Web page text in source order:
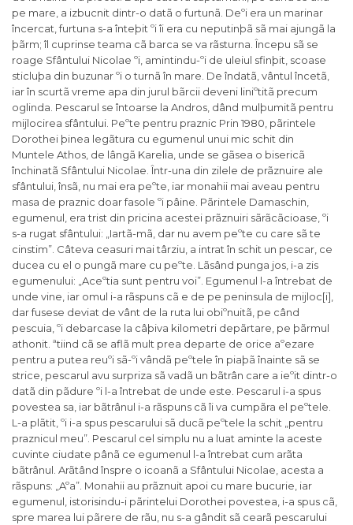
pe mare, a izbucnit dintr-o datã o furtunã. Deºi era un marinar
încercat, furtuna s-a înteþit ºi îi era cu neputinþã sã mai ajungã la
þãrm; îl cuprinse teama cã barca se va rãsturna. Începu sã se
roage Sfântului Nicolae ºi, amintindu-ºi de uleiul sfinþit, scoase
sticluþa din buzunar ºi o turnã în mare. De îndatã, vântul încetã,
iar în scurtã vreme apa din jurul bãrcii deveni liniºtitã precum
oglinda. Pescarul se întoarse la Andros, dând mulþumitã pentru
mijlocirea sfântului. Peºte pentru praznic Prin 1980, pãrintele
Dorothei þinea legãtura cu egumenul unui mic schit din
Muntele Athos, de lângã Karelia, unde se gãsea o bisericã
închinatã Sfântului Nicolae. Într-una din zilele de prãznuire ale
sfântului, însã, nu mai era peºte, iar monahii mai aveau pentru
masa de praznic doar fasole ºi pâine. Pãrintele Damaschin,
egumenul, era trist din pricina acestei prãznuiri sãrãcãcioase, ºi
s-a rugat sfântului: „Iartã-mã, dar nu avem peºte cu care sã te
cinstim”. Câteva ceasuri mai târziu, a intrat în schit un pescar, ce
ducea cu el o pungã mare cu peºte. Lãsând punga jos, i-a zis
egumenului: „Aceºtia sunt pentru voi”. Egumenul l-a întrebat de
unde vine, iar omul i-a rãspuns cã e de pe peninsula de mijloc[i],
dar fusese deviat de vânt de la ruta lui obiºnuitã, pe când
pescuia, ºi debarcase la câþiva kilometri depãrtare, pe þãrmul
athonit. ªtiind cã se aflã mult prea departe de orice aºezare
pentru a putea reuºi sã-ºi vândã peºtele în piaþã înainte sã se
strice, pescarul avu surpriza sã vadã un bãtrân care a ieºit dintr-o
datã din pãdure ºi l-a întrebat de unde este. Pescarul i-a spus
povestea sa, iar bãtrânul i-a rãspuns cã îi va cumpãra el peºtele.
L-a plãtit, ºi i-a spus pescarului sã ducã peºtele la schit „pentru
praznicul meu”. Pescarul cel simplu nu a luat aminte la aceste
cuvinte ciudate pânã ce egumenul l-a întrebat cum arãta
bãtrânul. Arãtând înspre o icoanã a Sfântului Nicolae, acesta a
rãspuns: „Aºa”. Monahii au prãznuit apoi cu mare bucurie, iar
egumenul, istorisindu-i pãrintelui Dorothei povestea, i-a spus cã,
spre marea lui pãrere de rãu, nu s-a gândit sã cearã pescarului